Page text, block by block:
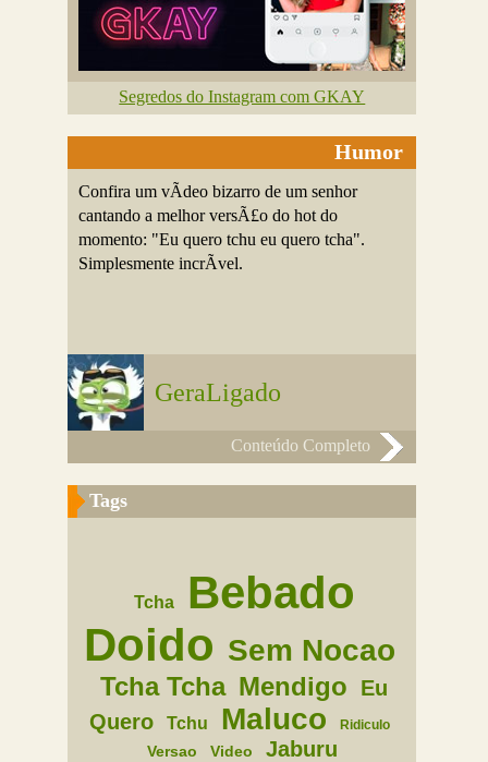
Segredos do Instagram com GKAY
Humor
Confira um vÃ­deo bizarro de um senhor
cantando a melhor versÃ£o do hot do
momento: "Eu quero tchu eu quero tcha".
Simplesmente incrÃ­vel.
GeraLigado
Conteúdo Completo
Tags
Tcha
Bebado
Doido Sem Nocao
Tcha Tcha Mendigo
Eu
Quero
Tchu Maluco Ridiculo
Versao Video Jaburu